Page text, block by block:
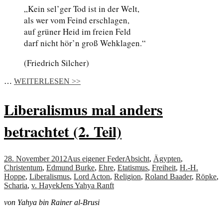
„Kein sel’ger Tod ist in der Welt,
als wer vom Feind erschlagen,
auf grüner Heid im freien Feld
darf nicht hör’n groß Wehklagen.“
(Friedrich Silcher)
… WEITERLESEN >>
Liberalismus mal anders
betrachtet (2. Teil)
28. November 2012Aus eigener FederAbsicht, Ägypten,
Christentum, Edmund Burke, Ehre, Etatismus, Freiheit, H.-H.
Hoppe, Liberalismus, Lord Acton, Religion, Roland Baader, Röpke,
Scharia, v. HayekJens Yahya Ranft
von Yahya bin Rainer al-Brusi